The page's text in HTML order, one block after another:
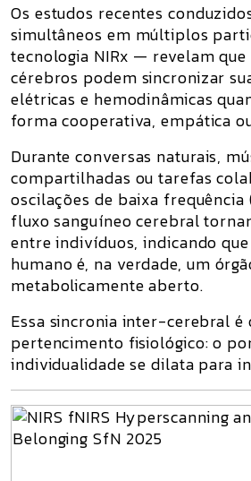
Os estudos recentes
simultâneos em múltiplos
tecnologia NIRx — revelam que
cérebros podem sincronizar
elétricas e hemodinâmicas
forma cooperativa, empática
Durante conversas naturais,
compartilhadas ou tarefas
oscilações de baixa frequência
fluxo sanguíneo cerebral
entre indivíduos, indicando
humano é, na verdade, um
metabolicamente aberto.
Essa sincronia inter-cerebral é
pertencimento fisiológico: o
individualidade se dilata para